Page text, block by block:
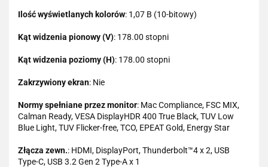
Ilość wyświetlanych kolorów: 1,07 B (10-bitowy)
Kąt widzenia pionowy (V): 178.00 stopni
Kąt widzenia poziomy (H): 178.00 stopni
Zakrzywiony ekran: Nie
Normy spełniane przez monitor: Mac Compliance, FSC MIX,
Calman Ready, VESA DisplayHDR 400 True Black, TUV Low
Blue Light, TUV Flicker-free, TCO, EPEAT Gold, Energy Star
Złącza zewn.: HDMI, DisplayPort, Thunderbolt™4 x 2, USB
Type-C, USB 3.2 Gen 2 Type-A x 1